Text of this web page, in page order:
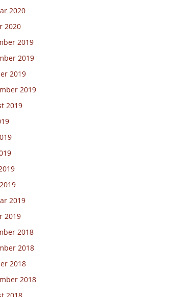
2020
2020
2019
2019
2019
2019
2019
2019
2019
2018
2018
2018
2018